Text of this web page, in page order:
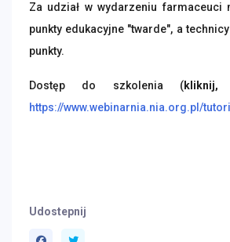
Za udział w wydarzeniu farmaceuci
punkty edukacyjne "twarde", a
punkty.
Dostęp do szkolenia (kliknij,
https://www.webinarnia.nia.org.pl/
Udostepnij